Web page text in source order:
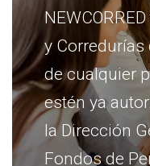
y Corredurías
de cualquier
estén ya
la Dirección
Fondos de